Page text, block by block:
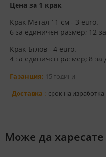
Цена за 1 крак
Крак Метал 11 см - 3 euro.
6 за единичен размер; 12
Крак Ъглов - 4 euro.
4 за единичен размер; 8 за
Гаранция: 15 години
Доставка : срок на
Може да